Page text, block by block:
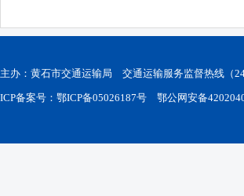
主办：黄石市交通运输局 交通运输服务监督热线
ICP备案号：鄂ICP备05026187号 鄂公网安备